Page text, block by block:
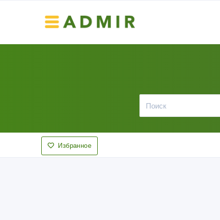
Избранное